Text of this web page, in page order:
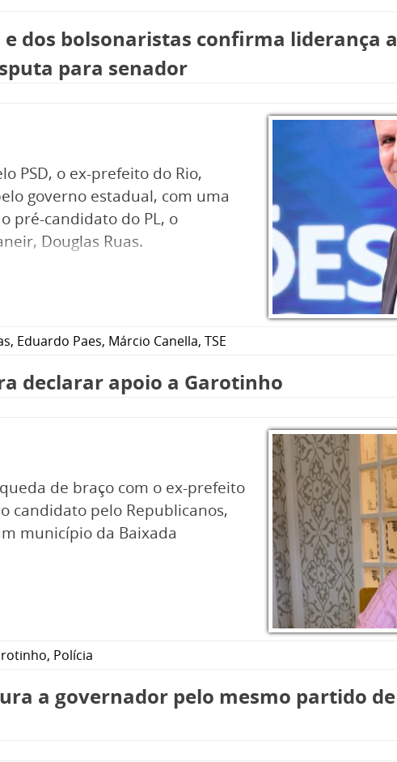
dos bolsonaristas confirma liderança
para senador
PSD, o ex-prefeito do Rio,
governo estadual, com uma
pré-candidato do PL, o
Douglas Ruas.
, Eduardo Paes, Márcio Canella, TSE
declarar apoio a Garotinho
de braço com o ex-prefeito
candidato pelo Republicanos,
município da Baixada
, Polícia
a governador pelo mesmo partido